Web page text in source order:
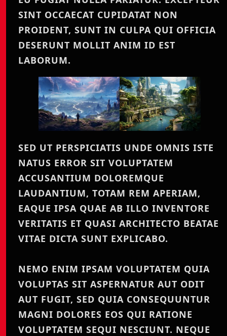
SINT OCCAECAT CUPIDATAT NON
PROIDENT, SUNT IN CULPA QUI OFFICIA
DESERUNT MOLLIT ANIM ID EST
LABORUM.
SED UT PERSPICIATIS UNDE OMNIS ISTE
NATUS ERROR SIT VOLUPTATEM
ACCUSANTIUM DOLOREMQUE
LAUDANTIUM, TOTAM REM APERIAM,
EAQUE IPSA QUAE AB ILLO INVENTORE
VERITATIS ET QUASI ARCHITECTO BEATAE
VITAE DICTA SUNT EXPLICABO.
NEMO ENIM IPSAM VOLUPTATEM QUIA
VOLUPTAS SIT ASPERNATUR AUT ODIT
AUT FUGIT, SED QUIA CONSEQUUNTUR
MAGNI DOLORES EOS QUI RATIONE
VOLUPTATEM SEQUI NESCIUNT. NEQUE